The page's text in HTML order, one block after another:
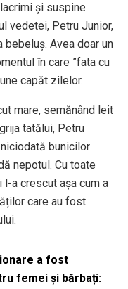
și suspine
vedetei, Petru Junior,
bebeluș. Avea doar un
în care ”fata cu
capăt zilelor.
mare, semănând leit
tatălui, Petru
bunicilor
nepotul. Cu toate
a crescut așa cum a
care au fost
a fost
femei și bărbați: